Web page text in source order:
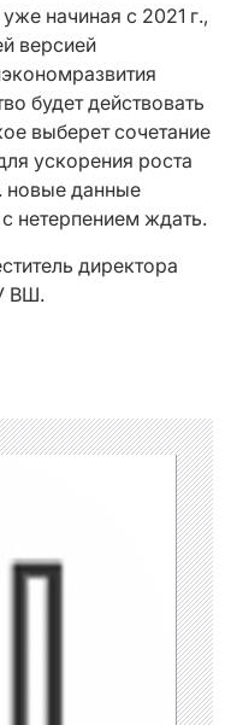
начиная с 2021 г.,
версией
будет действовать
выберет сочетание
ускорения роста
новые данные
нетерпением ждать.
директора
ВШ.